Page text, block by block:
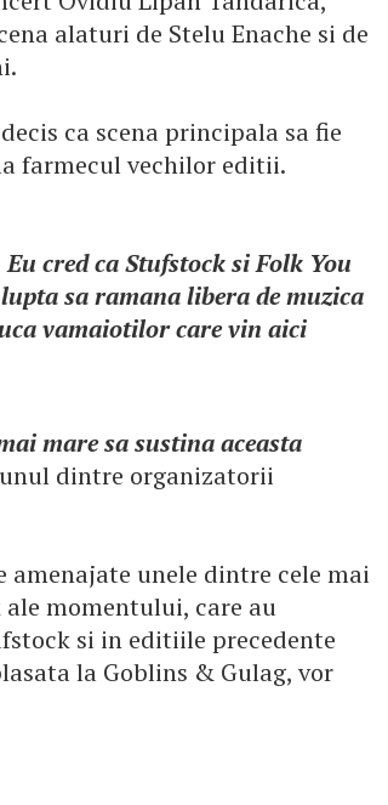
alaturi de Stelu Enache si de
ca scena principala sa fie
farmecul vechilor editii.
cred ca Stufstock si Folk You
sa ramana libera de muzica
vamaiotilor care vin aici
mare sa sustina aceasta
dintre organizatorii
amenajate unele dintre cele mai
momentului, care au
si in editiile precedente
la Goblins & Gulag, vor